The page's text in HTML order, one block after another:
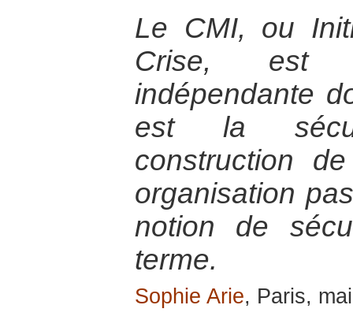
Le CMI, ou
Crise, est
indépendante
est la
construction
organisation
notion de
terme.
Sophie Arie, Paris,